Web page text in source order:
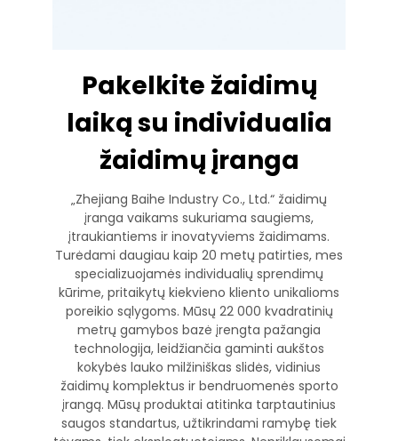
Pakelkite žaidimų
laiką su individualia
žaidimų įranga
„Zhejiang Baihe Industry Co., Ltd.“ žaidimų
įranga vaikams sukuriama saugiems,
įtraukiantiems ir inovatyviems žaidimams.
Turėdami daugiau kaip 20 metų patirties, mes
specializuojamės individualių sprendimų
kūrime, pritaikytų kiekvieno kliento unikalioms
poreikio sąlygoms. Mūsų 22 000 kvadratinių
metrų gamybos bazė įrengta pažangia
technologija, leidžiančia gaminti aukštos
kokybės lauko milžiniškas slidės, vidinius
žaidimų komplektus ir bendruomenės sporto
įrangą. Mūsų produktai atitinka tarptautinius
saugos standartus, užtikrindami ramybę tiek